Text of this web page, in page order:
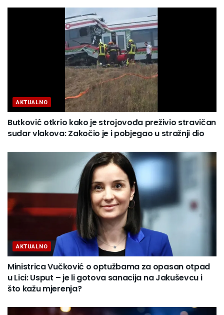
AKTUALNO
Butković otkrio kako je strojovođa preživio stravičan
sudar vlakova: Zakočio je i pobjegao u stražnji dio
AKTUALNO
Ministrica Vučković o optužbama za opasan otpad
u Lici: Usput – je li gotova sanacija na Jakuševcu i
što kažu mjerenja?